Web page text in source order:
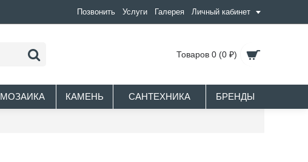
Позвонить Услуги Галерея Личный кабинет
Товаров 0 (0 ₽)
МОЗАИКА КАМЕНЬ САНТЕХНИКА БРЕНДЫ